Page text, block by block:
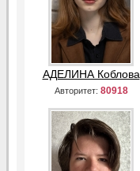
АДЕЛИНА Коблова
Авторитет: 80918